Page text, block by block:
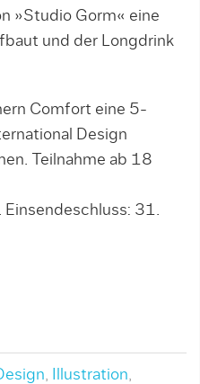
»Studio Gorm« eine
und der Longdrink
Comfort eine 5-
Design
Teilnahme ab 18
. Einsendeschluss: 31.
, Illustration,